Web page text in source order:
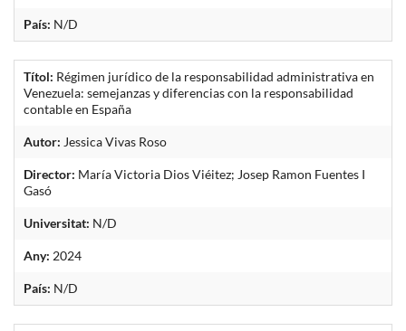
País: N/D
Títol: Régimen jurídico de la responsabilidad administrativa en
Venezuela: semejanzas y diferencias con la responsabilidad
contable en España
Autor: Jessica Vivas Roso
Director: María Victoria Dios Viéitez; Josep Ramon Fuentes I
Gasó
Universitat: N/D
Any: 2024
País: N/D